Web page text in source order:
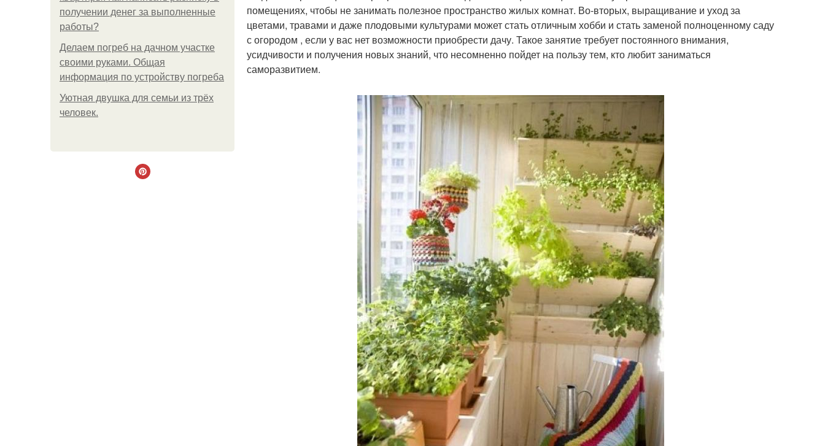
получении денег за выполненные
работы?
Делаем погреб на дачном участке
своими руками. Общая
информация по устройству погреба
Уютная двушка для семьи из трёх
человек.
помещениях, чтобы не занимать полезное пространство жилых комнат. Во-вторых, выращивание и уход за
цветами, травами и даже плодовыми культурами может стать отличным хобби и стать заменой полноценному саду
с огородом , если у вас нет возможности приобрести дачу. Такое занятие требует постоянного внимания,
усидчивости и получения новых знаний, что несомненно пойдет на пользу тем, кто любит заниматься
саморазвитием.